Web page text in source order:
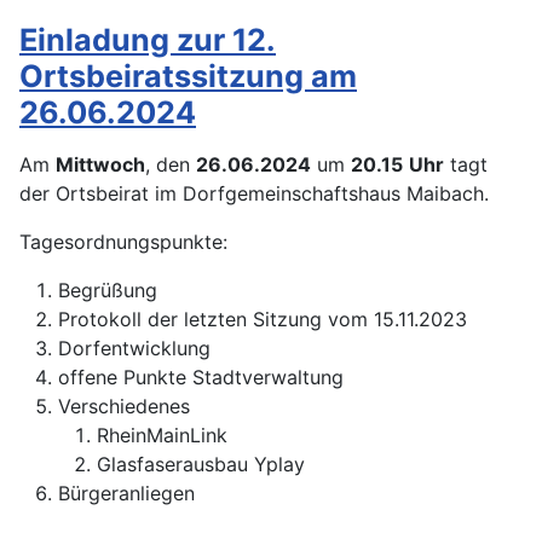
Einladung zur 12.
Ortsbeiratssitzung am
26.06.2024
Am Mittwoch, den 26.06.2024 um 20.15 Uhr tagt
der Ortsbeirat im Dorfgemeinschaftshaus Maibach.
Tagesordnungspunkte:
Begrüßung
Protokoll der letzten Sitzung vom 15.11.2023
Dorfentwicklung
offene Punkte Stadtverwaltung
Verschiedenes
RheinMainLink
Glasfaserausbau Yplay
Bürgeranliegen